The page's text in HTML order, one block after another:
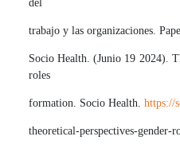
del
trabajo y las organizaciones.
Socio Health. (Junio 19 2024).
roles
formation. Socio Health.https://
theoretical-perspectives-gender-